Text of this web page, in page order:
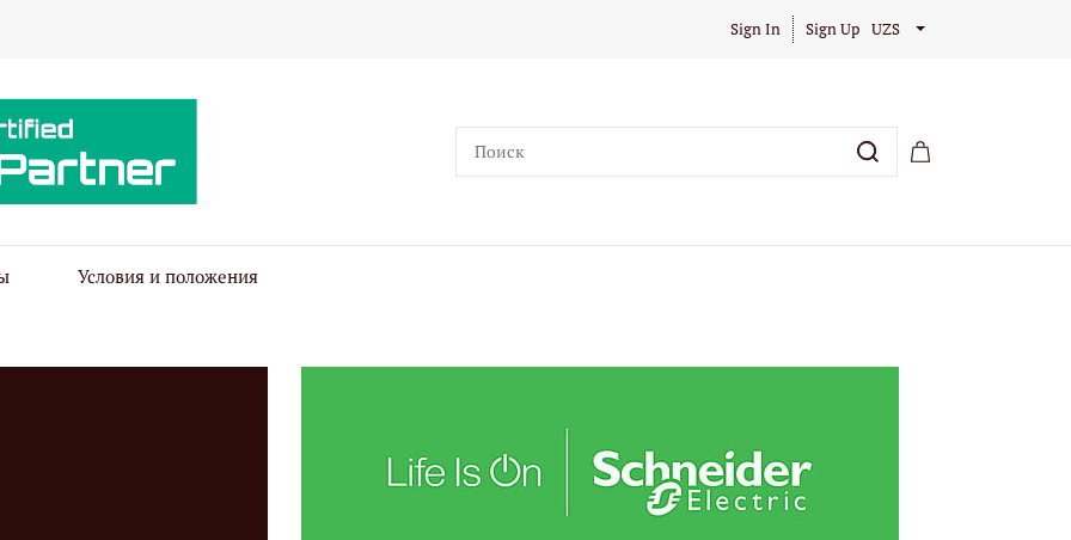
Sign In Sign Up UZS
Условия и положения